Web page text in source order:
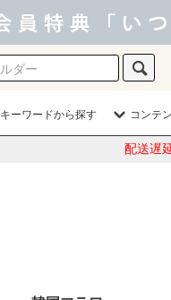
キーワードから探す コンテ
配送遅